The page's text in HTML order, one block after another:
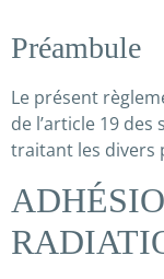
Préambule
Le présent
de l’article 19
traitant les divers